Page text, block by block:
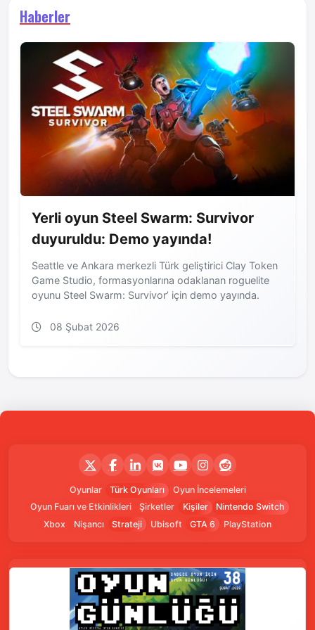
Haberler
Yerli oyun Steel Swarm: Survivor
duyuruldu: Demo yayında!
Seattle ve Ankara merkezli Türk geliştirici Clay Token
Game Studio, formasyonlarına odaklanan roguelite
oyunu Steel Swarm: Survivor’ için demo yayında.
08 Şubat 2026
Oyunlar Türk Oyunları
Oyun İncelemeleri
Oyun Fuarı ve Etkinlikleri
Şirketler Kişiler
Nintendo Switch
Xbox
Nişancı Strateji Ubisoft GTA 6 PlayStation